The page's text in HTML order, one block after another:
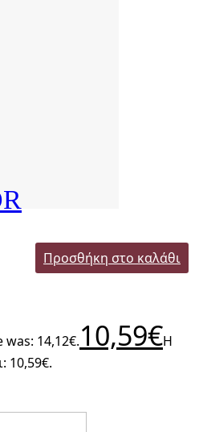
Προσθήκη στο καλάθι
14,12€.10,59€Η
10,59€.